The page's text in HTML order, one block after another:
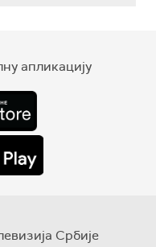
апликацију
Србије